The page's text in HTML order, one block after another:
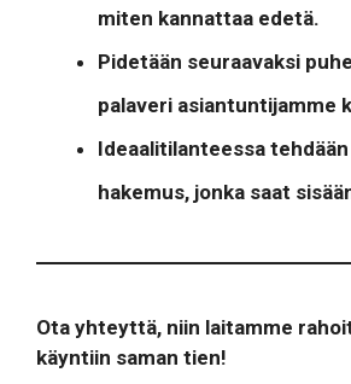
miten kannattaa edetä.
Pidetään seuraavaksi
palaveri asiantuntijamme
Ideaalitilanteessa
hakemus, jonka saat
Ota yhteyttä, niin laitamme
käyntiin saman tien!